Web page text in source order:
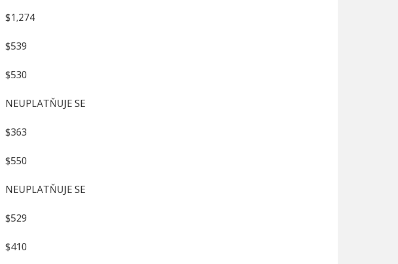
$1,274
$539
$530
NEUPLATŇUJE SE
$363
$550
NEUPLATŇUJE SE
$529
$410